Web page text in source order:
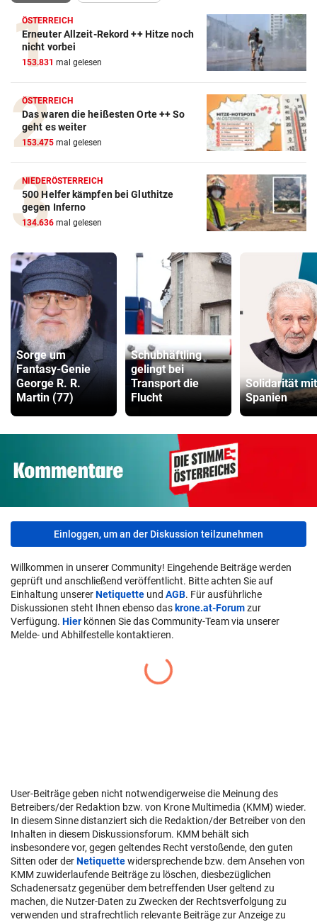
ÖSTERREICH
Erneuter Allzeit-Rekord ++ Hitze noch
nicht vorbei
153.831 mal gelesen
ÖSTERREICH
Das waren die heißesten Orte ++ So
geht es weiter
153.475 mal gelesen
NIEDERÖSTERREICH
500 Helfer kämpfen bei Gluthitze
gegen Inferno
134.636 mal gelesen
Sorge um
Fantasy-Genie
George R. R.
Martin (77)
Schubhäftling
gelingt bei
Transport die
Flucht
Solidarität mit
Spanien
Einloggen, um an der Diskussion teilzunehmen
Willkommen in unserer Community! Eingehende Beiträge werden
geprüft und anschließend veröffentlicht. Bitte achten Sie auf
Einhaltung unsererNetiquette und AGB. Für ausführliche
Diskussionen steht Ihnen ebenso das krone.at-Forumzur
Verfügung. Hier können Sie das Community-Team via unserer
Melde- und Abhilfestelle kontaktieren.
User-Beiträge geben nicht notwendigerweise die Meinung des
Betreibers/der Redaktion bzw. von Krone Multimedia (KMM) wieder.
In diesem Sinne distanziert sich die Redaktion/der Betreiber von den
Inhalten in diesem Diskussionsforum. KMM behält sich
insbesondere vor, gegen geltendes Recht verstoßende, den guten
Sitten oder derNetiquettewidersprechende bzw. dem Ansehen von
KMM zuwiderlaufende Beiträge zu löschen, diesbezüglichen
Schadenersatz gegenüber dem betreffenden User geltend zu
machen, die Nutzer-Daten zu Zwecken der Rechtsverfolgung zu
verwenden und strafrechtlich relevante Beiträge zur Anzeige zu